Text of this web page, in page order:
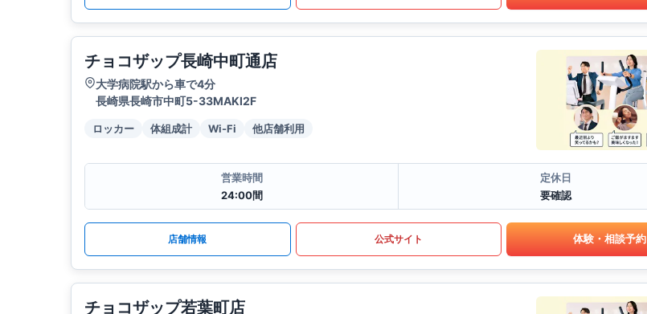
チョコザップ長崎中町通店
大学病院駅から車で4分
長崎県長崎市中町5-33MAKI2F
ロッカー 体組成計 Wi-Fi 他店舗利用
営業時間
24:00間
定休日
要確認
店舗情報 公式サイト 体験・相談予約
チョコザップ若葉町店